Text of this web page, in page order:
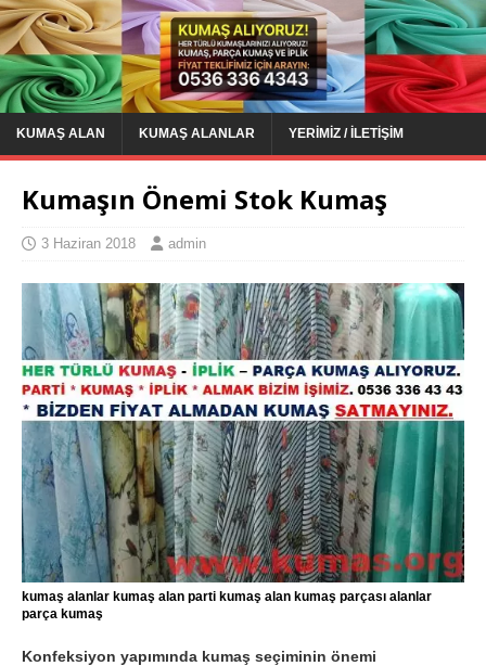
KUMAŞ ALAN KUMAŞ ALANLAR YERIMIZ / İLETIŞIM
Kumaşın Önemi Stok Kumaş
3 Haziran 2018 admin
kumaş alanlar kumaş alan parti kumaş alan kumaş parçası alanlar
parça kumaş
Konfeksiyon yapımında kumaş seçiminin önemi